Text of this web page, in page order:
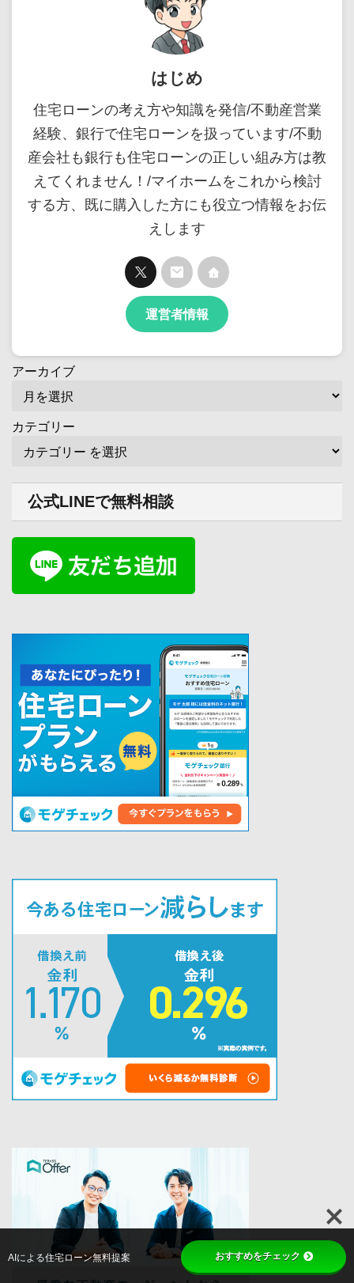
はじめ
住宅ローンの考え方や知識を発信/不動産営業
経験、銀行で住宅ローンを扱っています/不動
産会社も銀行も住宅ローンの正しい組み方は教
えてくれません！/マイホームをこれから検討
する方、既に購入した方にも役立つ情報をお伝
えします
運営者情報
アーカイブ
カテゴリー
公式LINEで無料相談
AIによる住宅ローン無料提案 おすすめをチェック